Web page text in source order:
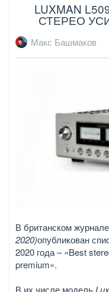
LUXMAN
СТЕРЕО
Макс Башмаков
В британском журнале
2020)опубликован
2020 года – «Best
premium».
В их числе модель